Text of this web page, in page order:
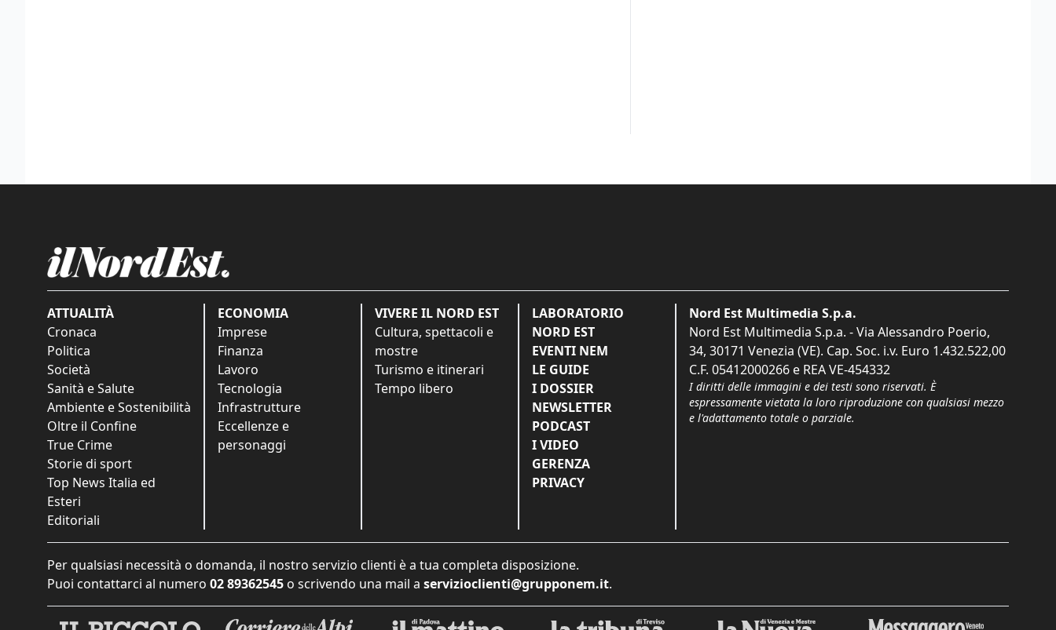
ATTUALITÀ
Cronaca
Politica
Società
Sanità e Salute
Ambiente e Sostenibilità
Oltre il Confine
True Crime
Storie di sport
Top News Italia ed
Esteri
Editoriali
ECONOMIA
Imprese
Finanza
Lavoro
Tecnologia
Infrastrutture
Eccellenze e
personaggi
VIVERE IL NORD EST
Cultura, spettacoli e
mostre
Turismo e itinerari
Tempo libero
LABORATORIO
NORD EST
EVENTI NEM
LE GUIDE
I DOSSIER
NEWSLETTER
PODCAST
I VIDEO
GERENZA
PRIVACY
Nord Est Multimedia S.p.a.
Nord Est Multimedia S.p.a. - Via Alessandro Poerio,
34, 30171 Venezia (VE). Cap. Soc. i.v. Euro 1.432.522,00
C.F. 05412000266 e REA VE-454332
I diritti delle immagini e dei testi sono riservati. È
espressamente vietata la loro riproduzione con qualsiasi mezzo
e l'adattamento totale o parziale.
Per qualsiasi necessità o domanda, il nostro servizio clienti è a tua completa disposizione.
Puoi contattarci al numero 02 89362545 o scrivendo una mail a servizioclienti@grupponem.it.